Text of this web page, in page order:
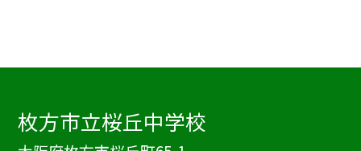
枚方市立桜丘中学校